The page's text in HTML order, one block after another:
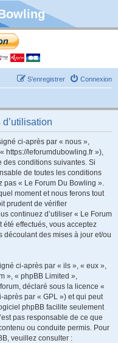
Connexion
S’enregistrer
ci-après par « nous »,
https://leforumdubowling.fr »),
des conditions suivantes. Si
de toutes les conditions
pas « Le Forum Du Bowling ».
moment et nous ferons tout
prudent de vérifier
continuez d’utiliser « Le Forum
effectués, vous acceptez
découlant des mises à jour et/ou
ci-après par « ils », « eux »,
», « phpBB Limited »,
déclaré sous la licence «
après par « GPL ») et qui peut
phpBB facilite seulement
pas responsable de ce que
ou conduite permis. Pour
veuillez consulter :